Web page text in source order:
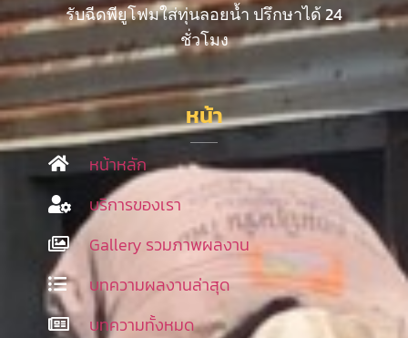
รับฉีดพียูโฟมใส่ทุ่นลอยน้ำ ปรึกษาได้ 24
ชั่วโมง
หน้า
หน้าหลัก
บริการของเรา
Gallery รวมภาพผลงาน
บทความผลงานล่าสุด
บทความทั้งหมด